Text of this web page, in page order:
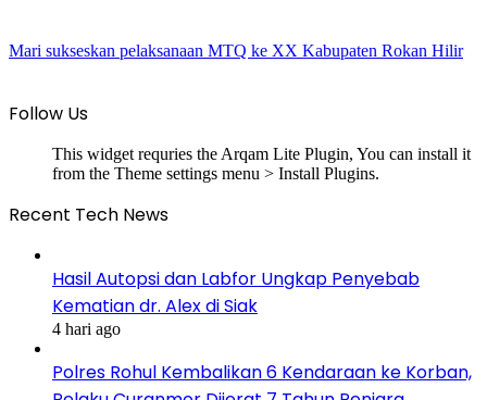
Mari sukseskan pelaksanaan MTQ ke XX Kabupaten Rokan Hilir
Follow Us
This widget requries the Arqam Lite Plugin, You can install it
from the Theme settings menu > Install Plugins.
Recent Tech News
Hasil Autopsi dan Labfor Ungkap Penyebab
Kematian dr. Alex di Siak
4 hari ago
Polres Rohul Kembalikan 6 Kendaraan ke Korban,